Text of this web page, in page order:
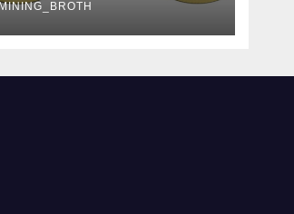
руководство
MINING_BROTH